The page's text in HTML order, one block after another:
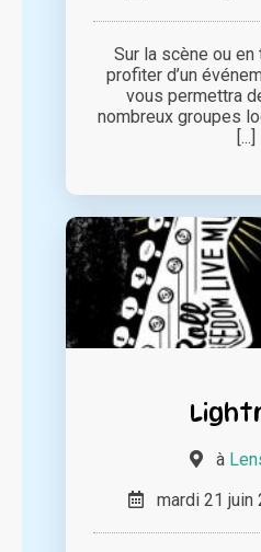
Sur la scène ou
profiter d’un
vous permettra
nombreux groupes
[...]
à
mardi 21 juin